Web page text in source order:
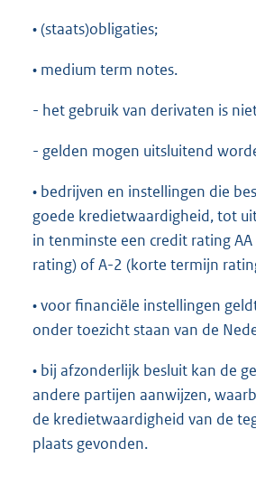
• (staats)obligaties;
• medium term notes.
- het gebruik van derivaten is
- gelden mogen uitsluitend
• bedrijven en instellingen die
goede kredietwaardigheid, tot
in tenminste een credit rating
rating) of A-2 (korte termijn
• voor financiële instellingen
onder toezicht staan van de
• bij afzonderlijk besluit kan de
andere partijen aanwijzen,
de kredietwaardigheid van de
plaats gevonden.